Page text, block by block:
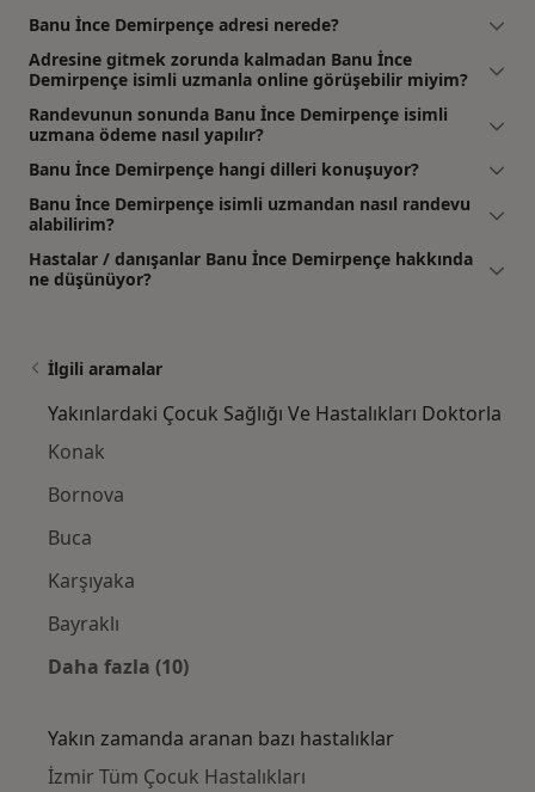
Banu İnce Demirpençe adresi nerede?
Adresine gitmek zorunda kalmadan Banu İnce
Demirpençe isimli uzmanla online görüşebilir miyim?
Randevunun sonunda Banu İnce Demirpençe isimli
uzmana ödeme nasıl yapılır?
Banu İnce Demirpençe hangi dilleri konuşuyor?
Banu İnce Demirpençe isimli uzmandan nasıl randevu
alabilirim?
Hastalar / danışanlar Banu İnce Demirpençe hakkında
ne düşünüyor?
İlgili aramalar
Yakınlardaki Çocuk Sağlığı Ve Hastalıkları Doktorla
Konak
Bornova
Buca
Karşıyaka
Bayraklı
Daha fazla (10)
Yakın zamanda aranan bazı hastalıklar
İzmir Tüm Çocuk Hastalıkları